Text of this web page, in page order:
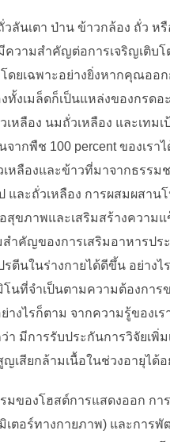
ลันเตา ป่าน ข้าวกล้อง ถั่ว ห
วามสำคัญต่อการเจริญเติบ
ยเฉพาะอย่างยิ่งหากคุณออก
ทั้งเมล็ดก็เป็นแหล่งของกรด
หลือง นมถั่วเหลือง และเทม
ากพืช 100 percent ของเรา
หลืองและข้าวที่มาจากธรรม
ละถั่วเหลือง การผสมผสาน
ขภาพและเสริมสร้างความแ
ำคัญของการเสริมอาหารป
ตีนในร่างกายได้ดีขึ้น อย่าง
ที่จำเป็นตามความต้องการ
างไรก็ตาม จากความรู้ของเ
มีการรับประกันการวิจัยเพิ่
สียกล้ามเนื้อในช่วงอายุได้
ของโฮสต์การแสดงออก กา
ตอร์ทางกายภาพ) และการ